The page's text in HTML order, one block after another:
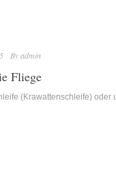
Byadmin
Fliege
(Krawattenschleife) oder